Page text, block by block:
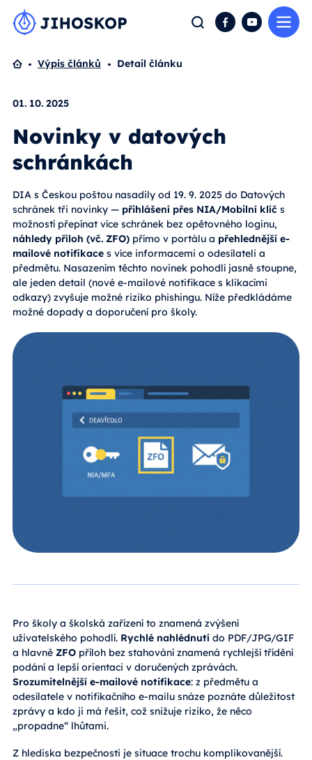
Hledat FacebookYouTube
Domů
Výpis článků Detail článku
01. 10. 2025
Novinky v datových
schránkách
DIA s Českou poštou nasadily od 19. 9. 2025 do Datových
schránek tři novinky — přihlášení přes NIA/Mobilní klíč s
možností přepínat více schránek bez opětovného loginu,
náhledy příloh (vč. ZFO) přímo v portálu a přehlednější e-
mailové notifikace s více informacemi o odesílateli a
předmětu. Nasazením těchto novinek pohodlí jasně stoupne,
ale jeden detail (nové e-mailové notifikace s klikacími
odkazy) zvyšuje možné riziko phishingu. Níže předkládáme
možné dopady a doporučení pro školy.
Pro školy a školská zařízení to znamená zvýšení
uživatelského pohodlí. Rychlé nahlédnutí do PDF/JPG/GIF
a hlavně ZFO příloh bez stahování znamená rychlejší třídění
podání a lepší orientaci v doručených zprávách.
Srozumitelnější e-mailové notifikace: z předmětu a
odesílatele v notifikačního e-mailu snáze poznáte důležitost
zprávy a kdo ji má řešit, což snižuje riziko, že něco
„propadne“ lhůtami.
Z hlediska bezpečnosti je situace trochu komplikovanější.